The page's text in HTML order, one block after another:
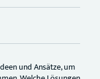
und Ansätze, um